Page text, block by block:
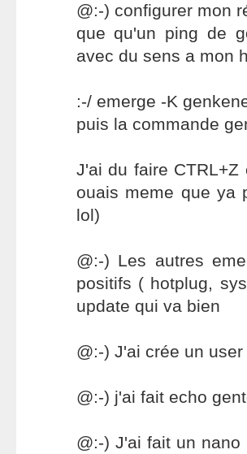
@:-) configurer mon
que qu'un ping de
avec du sens a mon
:-/ emerge -K
puis la commande
J'ai du faire
ouais meme que ya
lol)
@:-) Les autres
positifs ( hotplug,
update qui va bien
@:-) J'ai crée un
@:-) j'ai fait echo
@:-) J'ai fait un